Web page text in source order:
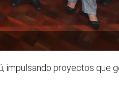
impulsando proyectos que